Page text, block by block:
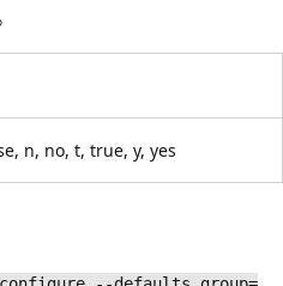
n, no, t, true, y, yes